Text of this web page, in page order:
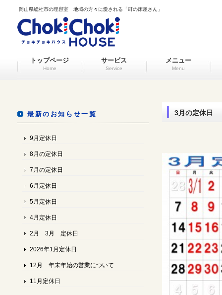
岡山県総社市の理容室 地域の方々に愛される「町の床屋さん」
トップページ
Home
サービス
Service
メニュー
Menu
3月の定休日
最新のお知らせ一覧
9月定休日
8月の定休日
7月の定休日
6月定休日
5月定休日
4月定休日
2月 3月 定休日
2026年1月定休日
12月 年末年始の営業について
11月定休日